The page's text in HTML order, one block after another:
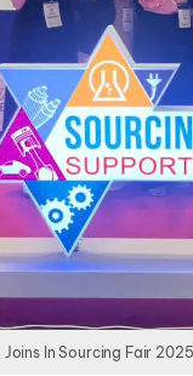
In Sourcing Fair 2025